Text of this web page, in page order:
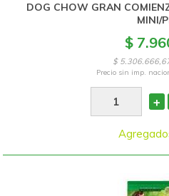
DOG CHOW GRAN
MINI/
$
$
Precio sin imp.
+